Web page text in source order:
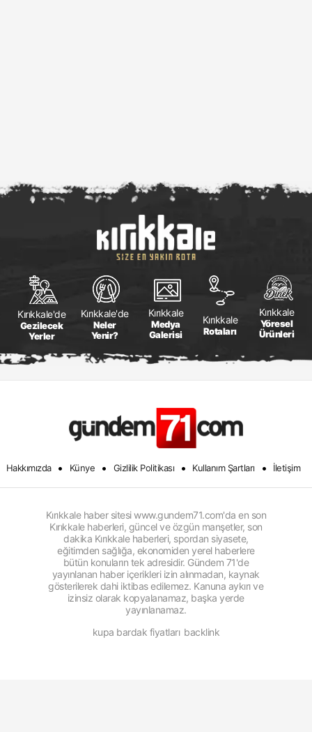
Kırıkkale'de
Gezilecek
Yerler
Kırıkkale'de
Neler
Yenir?
Kırıkkale
Medya
Galerisi
Kırıkkale
Rotaları
Kırıkkale
Yöresel
Ürünleri
Hakkımızda • Künye • Gizlilik Politikası • Kullanım Şartları • İletişim
Kırıkkale haber sitesi www.gundem71.com'da en son
Kırıkkale haberleri, güncel ve özgün manşetler, son
dakika Kırıkkale haberleri, spordan siyasete,
eğitimden sağlığa, ekonomiden yerel haberlere
bütün konuların tek adresidir. Gündem 71'de
yayınlanan haber içerikleri izin alınmadan, kaynak
gösterilerek dahi iktibas edilemez. Kanuna aykırı ve
izinsiz olarak kopyalanamaz, başka yerde
yayınlanamaz.
kupa bardak fiyatları backlink